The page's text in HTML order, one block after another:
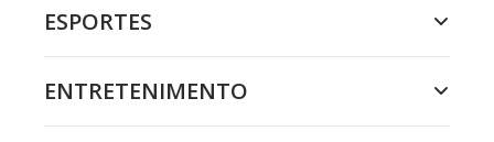
ESPORTES
ENTRETENIMENTO